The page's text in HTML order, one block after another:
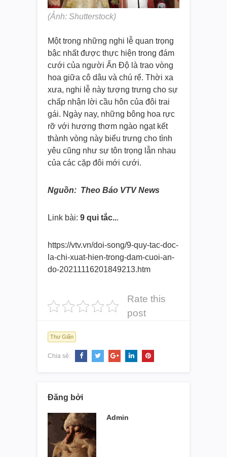
(Ảnh: Shutterstock)
Một trong những nghi lễ quan trọng
bậc nhất được thực hiện trong đám
cưới của người Ấn Độ là trao vòng
hoa giữa cô dâu và chú rể. Thời xa
xưa, nghi lễ này tượng trưng cho sự
chấp nhận lời cầu hôn của đôi trai
gái. Ngày nay, những bông hoa rực
rỡ với hương thơm ngào ngạt kết
thành vòng này biểu trưng cho tình
yêu cũng như sự tôn trọng lẫn nhau
của các cặp đôi mới cưới.
Nguồn: Theo Báo VTV News
Link bài: 9 qui tắc...
https://vtv.vn/doi-song/9-quy-tac-doc-
la-chi-xuat-hien-trong-dam-cuoi-an-
do-20211116201849213.htm
Rate this
post
Thư Giãn
Chia sẻ:
Đăng bởi
Admin